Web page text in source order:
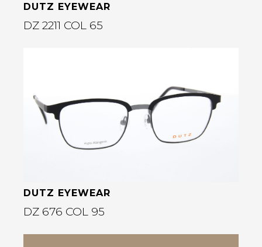
DUTZ EYEWEAR
DZ 2211 COL 65
DUTZ EYEWEAR
DZ 676 COL 95